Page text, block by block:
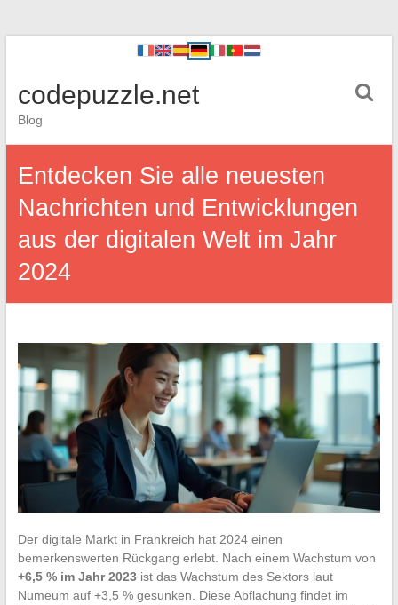
codepuzzle.net
Blog
Entdecken Sie alle neuesten
Nachrichten und Entwicklungen
aus der digitalen Welt im Jahr
2024
Der digitale Markt in Frankreich hat 2024 einen
bemerkenswerten Rückgang erlebt. Nach einem Wachstum von
+6,5 % im Jahr 2023ist das Wachstum des Sektors laut
Numeum auf +3,5 % gesunken. Diese Abflachung findet im